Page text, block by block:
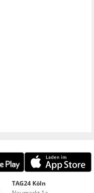
TAG24 Köln